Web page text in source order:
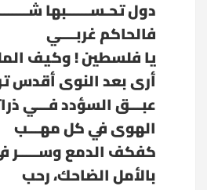
دول تحـســــــبها
فالحاكم غربــــي
يا فلسطين ! وكيف
أرى بعد النوى أقدس
عبـــق السؤدد فـــي
الهوى في كل مهـــب
كفكف الدمع وســـــر
بالأمل الضاحك، رحب